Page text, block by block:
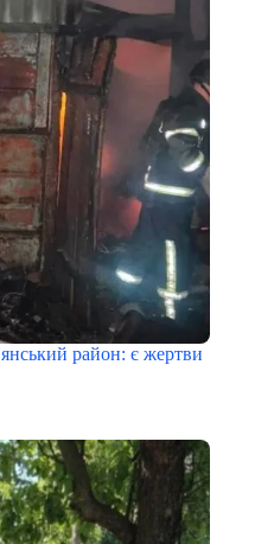
район: є жертви